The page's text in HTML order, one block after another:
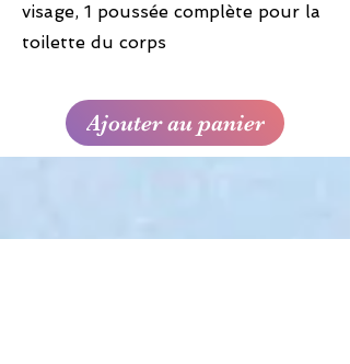
visage, 1 poussée complète pour la
toilette du corps
Ajouter au panier